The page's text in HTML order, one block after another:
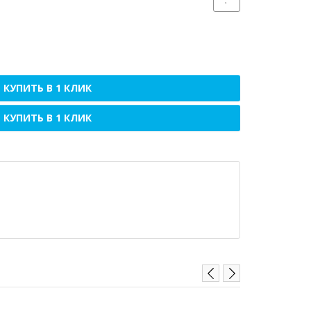
КУПИТЬ В 1 КЛИК
КУПИТЬ В 1 КЛИК